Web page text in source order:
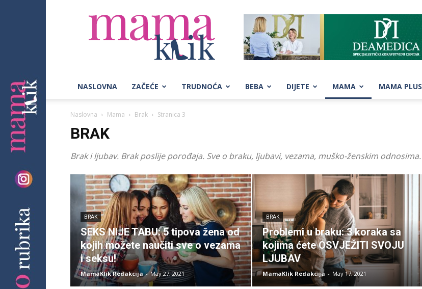
Mama
NASLOVNA ZAČEĆE TRUDNOĆA BEBA DIJETE MAMA MAMA PLUS
Naslovna Mama Brak Stranica 3
BRAK
Brak i ljubav. Brak poslije porođaja. Sve o braku, ljubavi, vezama, muško-ženskim odnosima.
BRAK
SEKS NIJE TABU: 5 tipova žena od
kojih možete naučiti sve o vezama
i seksu!
MamaKlik Redakcija - May 27, 2021
BRAK
Problemi u braku: 3 koraka sa
kojima ćete OSVJEŽITI SVOJU
LJUBAV
MamaKlik Redakcija - May 17, 2021